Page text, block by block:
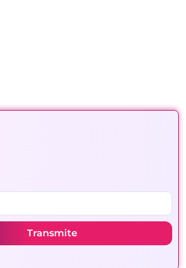
Transmite